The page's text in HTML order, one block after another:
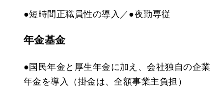
●短時間正職員性の導入／ ●夜勤専従
年金基金
●国民年金と厚生年金に加え、会社独自の企業
年金を導入（掛金は、全額事業主負担）